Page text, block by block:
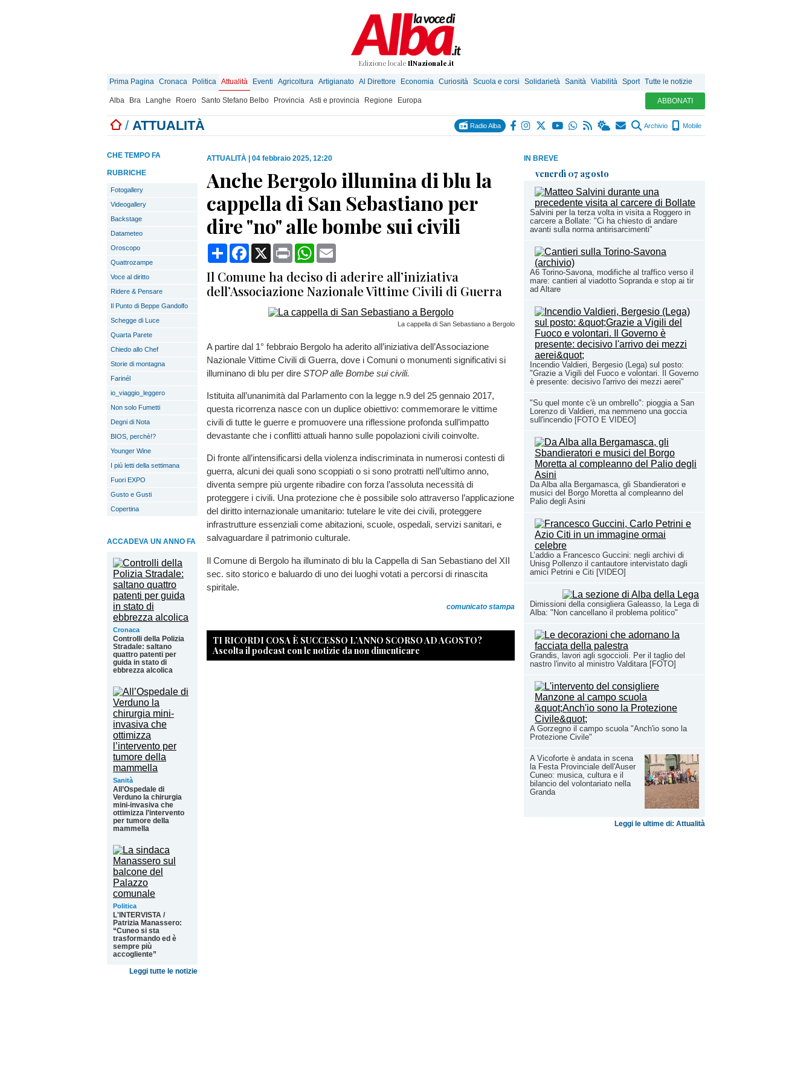
Edizione locale IlNazionale.it
Prima Pagina Cronaca Politica Attualità Eventi Agricoltura Artigianato Al Direttore Economia Curiosità Scuola e corsi Solidarietà Sanità Viabilità Sport Tutte le notizie
Alba Bra Langhe Roero Santo Stefano Belbo Provincia Asti e provincia Regione Europa ABBONATI
/ ATTUALITÀ Radio Alba Archivio Mobile
IN BREVE
venerdì 07 agosto
Salvini per la terza volta in visita a Roggero in
carcere a Bollate: "Ci ha chiesto di andare
avanti sulla norma antirisarcimenti"
A6 Torino-Savona, modifiche al traffico verso il
mare: cantieri al viadotto Sopranda e stop ai tir
ad Altare
Incendio Valdieri, Bergesio (Lega) sul posto:
"Grazie a Vigili del Fuoco e volontari. Il Governo
è presente: decisivo l'arrivo dei mezzi aerei"
"Su quel monte c'è un ombrello": pioggia a San
Lorenzo di Valdieri, ma nemmeno una goccia
sull'incendio [FOTO E VIDEO]
Da Alba alla Bergamasca, gli Sbandieratori e
musici del Borgo Moretta al compleanno del
Palio degli Asini
L’addio a Francesco Guccini: negli archivi di
Unisg Pollenzo il cantautore intervistato dagli
amici Petrini e Citi [VIDEO]
Dimissioni della consigliera Galeasso, la Lega di
Alba: "Non cancellano il problema politico"
Grandis, lavori agli sgoccioli. Per il taglio del
nastro l'invito al ministro Valditara [FOTO]
A Gorzegno il campo scuola "Anch'io sono la
Protezione Civile"
A Vicoforte è andata in scena
la Festa Provinciale dell'Auser
Cuneo: musica, cultura e il
bilancio del volontariato nella
Granda
Leggi le ultime di: Attualità
CHE TEMPO FA
RUBRICHE
Fotogallery
Videogallery
Backstage
Datameteo
Oroscopo
Quattrozampe
Voce al diritto
Ridere & Pensare
Il Punto di Beppe Gandolfo
Schegge di Luce
Quarta Parete
Chiedo allo Chef
Storie di montagna
Farinél
io_viaggio_leggero
Non solo Fumetti
Degni di Nota
BIOS, perchè!?
Younger Wine
I più letti della settimana
Fuori EXPO
Gusto e Gusti
Copertina
ACCADEVA UN ANNO FA
Cronaca
Controlli della Polizia
Stradale: saltano
quattro patenti per
guida in stato di
ebbrezza alcolica
Sanità
All’Ospedale di
Verduno la chirurgia
mini-invasiva che
ottimizza l’intervento
per tumore della
mammella
Politica
L'INTERVISTA /
Patrizia Manassero:
“Cuneo si sta
trasformando ed è
sempre più
accogliente”
Leggi tutte le notizie
ATTUALITÀ 04 febbraio 2025, 12:20
Anche Bergolo illumina di blu la
cappella di San Sebastiano per
dire "no" alle bombe sui civili
CondividiFacebook
X Print WhatsApp
Il Comune ha deciso di aderire all’iniziativa
dell’Associazione Nazionale Vittime Civili di Guerra
La cappella di San Sebastiano a Bergolo
A partire dal 1° febbraio Bergolo ha aderito all’iniziativa dell’Associazione
Nazionale Vittime Civili di Guerra, dove i Comuni o monumenti significativi si
illuminano di blu per dire STOP alle Bombe sui civili.
Istituita all’unanimità dal Parlamento con la legge n.9 del 25 gennaio 2017,
questa ricorrenza nasce con un duplice obiettivo: commemorare le vittime
civili di tutte le guerre e promuovere una riflessione profonda sull’impatto
devastante che i conflitti attuali hanno sulle popolazioni civili coinvolte.
Di fronte all’intensificarsi della violenza indiscriminata in numerosi contesti di
guerra, alcuni dei quali sono scoppiati o si sono protratti nell’ultimo anno,
diventa sempre più urgente ribadire con forza l’assoluta necessità di
proteggere i civili. Una protezione che è possibile solo attraverso l’applicazione
del diritto internazionale umanitario: tutelare le vite dei civili, proteggere
infrastrutture essenziali come abitazioni, scuole, ospedali, servizi sanitari, e
salvaguardare il patrimonio culturale.
Il Comune di Bergolo ha illuminato di blu la Cappella di San Sebastiano del XII
sec. sito storico e baluardo di uno dei luoghi votati a percorsi di rinascita
spiritale.
comunicato stampa
TI RICORDI COSA È SUCCESSO L’ANNO SCORSO AD AGOSTO?
Ascolta il podcast con le notizie da non dimenticare